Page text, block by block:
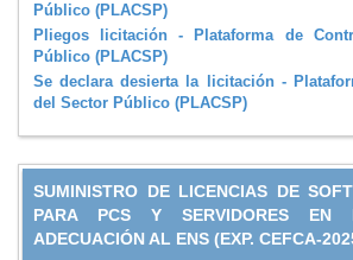
Público (PLACSP)
Pliegos licitación - Plataforma de
Público (PLACSP)
Se declara desierta la licitación -
del Sector Público (PLACSP)
SUMINISTRO DE LICENCIAS DE
PARA PCS Y SERVIDORES EN
ADECUACIÓN AL ENS (EXP. CEFCA-